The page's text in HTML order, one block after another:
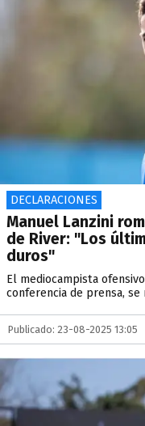
DECLARACIONES
Manuel Lanzini
de River: "Los
duros"
El mediocampista
conferencia de prensa,
Publicado: 23-08-2025 13:05